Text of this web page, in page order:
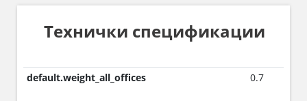
Технички спецификации
default.weight_all_offices 0.7